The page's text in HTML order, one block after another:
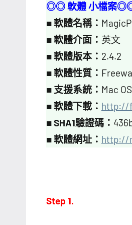
◎◎ 軟體 小檔案
■軟體名稱：
■軟體介面： 英文
■軟體版本： 2.4.2
■軟體性質：
■ 支援系統： Mac OS
■軟體下載： http://
■SHA1驗證碼：
■軟體網址： http://
Step 1.